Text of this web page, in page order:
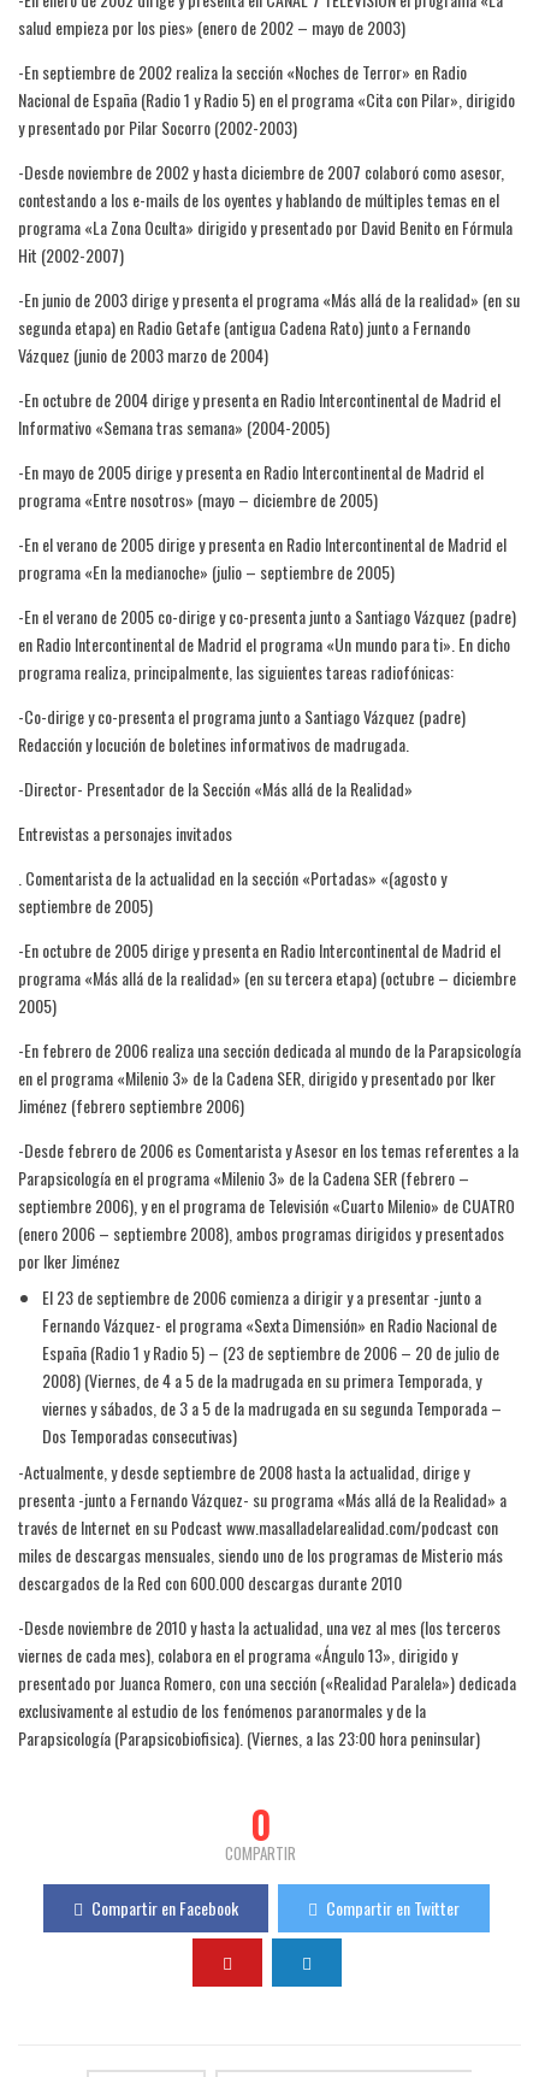
salud empieza por los pies» (enero de 2002 – mayo de 2003)
-En septiembre de 2002 realiza la sección «Noches de Terror» en Radio
Nacional de España (Radio 1 y Radio 5) en el programa «Cita con Pilar», dirigido
y presentado por Pilar Socorro (2002-2003)
-Desde noviembre de 2002 y hasta diciembre de 2007 colaboró como asesor,
contestando a los e-mails de los oyentes y hablando de múltiples temas en el
programa «La Zona Oculta» dirigido y presentado por David Benito en Fórmula
Hit (2002-2007)
-En junio de 2003 dirige y presenta el programa «Más allá de la realidad» (en su
segunda etapa) en Radio Getafe (antigua Cadena Rato) junto a Fernando
Vázquez (junio de 2003 marzo de 2004)
-En octubre de 2004 dirige y presenta en Radio Intercontinental de Madrid el
Informativo «Semana tras semana» (2004-2005)
-En mayo de 2005 dirige y presenta en Radio Intercontinental de Madrid el
programa «Entre nosotros» (mayo – diciembre de 2005)
-En el verano de 2005 dirige y presenta en Radio Intercontinental de Madrid el
programa «En la medianoche» (julio – septiembre de 2005)
-En el verano de 2005 co-dirige y co-presenta junto a Santiago Vázquez (padre)
en Radio Intercontinental de Madrid el programa «Un mundo para ti». En dicho
programa realiza, principalmente, las siguientes tareas radiofónicas:
-Co-dirige y co-presenta el programa junto a Santiago Vázquez (padre)
Redacción y locución de boletines informativos de madrugada.
-Director- Presentador de la Sección «Más allá de la Realidad»
Entrevistas a personajes invitados
. Comentarista de la actualidad en la sección «Portadas» «(agosto y
septiembre de 2005)
-En octubre de 2005 dirige y presenta en Radio Intercontinental de Madrid el
programa «Más allá de la realidad» (en su tercera etapa) (octubre – diciembre
2005)
-En febrero de 2006 realiza una sección dedicada al mundo de la Parapsicología
en el programa «Milenio 3» de la Cadena SER, dirigido y presentado por Iker
Jiménez (febrero septiembre 2006)
-Desde febrero de 2006 es Comentarista y Asesor en los temas referentes a la
Parapsicología en el programa «Milenio 3» de la Cadena SER (febrero –
septiembre 2006), y en el programa de Televisión «Cuarto Milenio» de CUATRO
(enero 2006 – septiembre 2008), ambos programas dirigidos y presentados
por Iker Jiménez
El 23 de septiembre de 2006 comienza a dirigir y a presentar -junto a
Fernando Vázquez- el programa «Sexta Dimensión» en Radio Nacional de
España (Radio 1 y Radio 5) – (23 de septiembre de 2006 – 20 de julio de
2008) (Viernes, de 4 a 5 de la madrugada en su primera Temporada, y
viernes y sábados, de 3 a 5 de la madrugada en su segunda Temporada –
Dos Temporadas consecutivas)
-Actualmente, y desde septiembre de 2008 hasta la actualidad, dirige y
presenta -junto a Fernando Vázquez- su programa «Más allá de la Realidad» a
través de Internet en su Podcast www.masalladelarealidad.com/podcast con
miles de descargas mensuales, siendo uno de los programas de Misterio más
descargados de la Red con 600.000 descargas durante 2010
-Desde noviembre de 2010 y hasta la actualidad, una vez al mes (los terceros
viernes de cada mes), colabora en el programa «Ángulo 13», dirigido y
presentado por Juanca Romero, con una sección («Realidad Paralela») dedicada
exclusivamente al estudio de los fenómenos paranormales y de la
Parapsicología (Parapsicobiofisica). (Viernes, a las 23:00 hora peninsular)
0
COMPARTIR
Compartir en Facebook Compartir en Twitter